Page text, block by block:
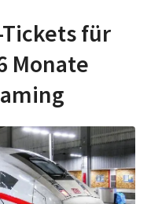
Tickets für
Monate